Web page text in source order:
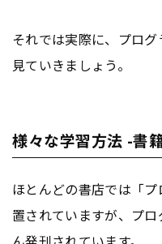
それでは実際に、プロ
見ていきましょう。
様々な学習方法 -書
ほとんどの書店では「
置されていますが、プ